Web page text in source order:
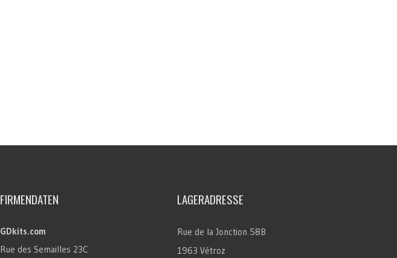
FIRMENDATEN
GDkits.com
Rue des Semailles 23C
LAGERADRESSE
Rue de la Jonction 58B
1963 Vétroz